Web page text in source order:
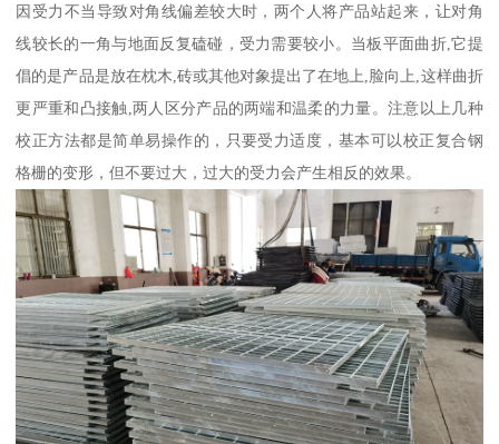
因受力不当导致对角线偏差较大时，两个人将产品站起来，让对角
线较长的一角与地面反复磕碰，受力需要较小。当板平面曲折,它提
倡的是产品是放在枕木,砖或其他对象提出了在地上,脸向上,这样曲折
更严重和凸接触,两人区分产品的两端和温柔的力量。注意以上几种
校正方法都是简单易操作的，只要受力适度，基本可以校正复合钢
格栅的变形，但不要过大，过大的受力会产生相反的效果。